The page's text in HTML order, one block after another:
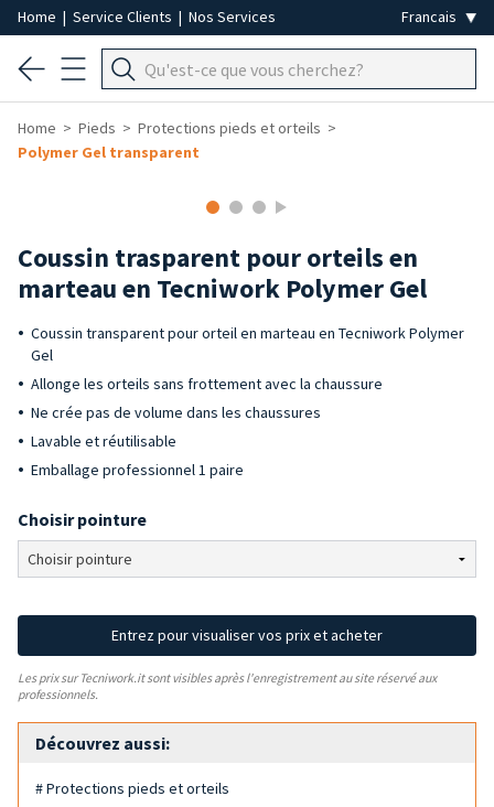
Home | Service Clients | Nos Services
Home Pieds
Protections pieds et orteils
Polymer Gel transparent
Coussin trasparent pour orteils en
marteau en Tecniwork Polymer Gel
Coussin transparent pour orteil en marteau en Tecniwork Polymer
Gel
Allonge les orteils sans frottement avec la chaussure
Ne crée pas de volume dans les chaussures
Lavable et réutilisable
Emballage professionnel 1 paire
Choisir pointure
Entrez pour visualiser vos prix et acheter
Les prix sur Tecniwork.it sont visibles après l'enregistrement au site réservé aux
professionnels.
Découvrez aussi:
# Protections pieds et orteils